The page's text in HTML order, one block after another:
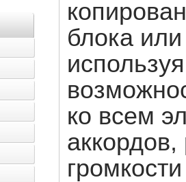
блока
ко всем